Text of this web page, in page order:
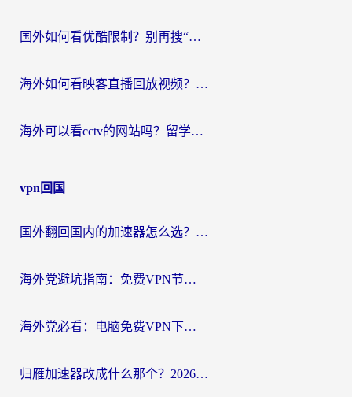
国外如何看优酷限制？别再搜“在日本哪个软件可以看中国电视剧”，这篇教你搞定
海外如何看映客直播回放视频？这份攻略帮你搞定（附腾讯优酷观看技巧）
海外可以看cctv的网站吗？留学生亲测有效的回国追剧方案
vpn回国
国外翻回国内的加速器怎么选？海外党亲测实用指南，告别地域限制
海外党避坑指南：免费VPN节点真的靠谱吗？教你选对回国加速器无缝访问国内资源
海外党必看：电脑免费VPN下载指南+回国加速器选择全攻略，告别地区限制
归雁加速器改成什么那个？2026海外党回国加速全攻略：告别地区限制，轻松刷剧玩游戏